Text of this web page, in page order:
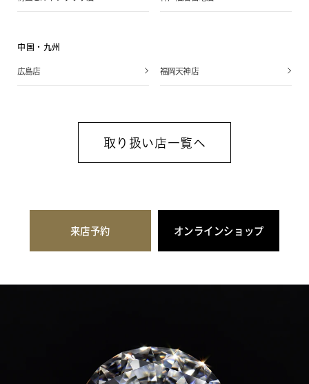
中国・九州
広島店 福岡天神店
取り扱い店一覧へ
来店予約 オンラインショップ